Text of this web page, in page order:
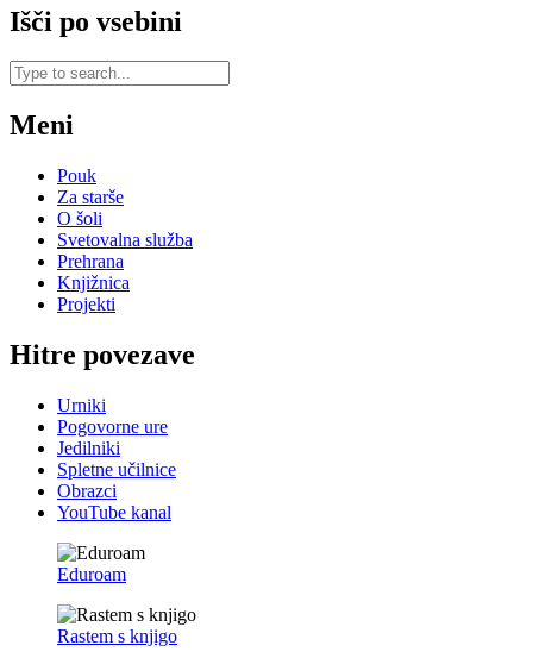
Išči po vsebini
Meni
Pouk
Za starše
O šoli
Svetovalna služba
Prehrana
Knjižnica
Projekti
Hitre povezave
Urniki
Pogovorne ure
Jedilniki
Spletne učilnice
Obrazci
YouTube kanal
Eduroam
Rastem s knjigo